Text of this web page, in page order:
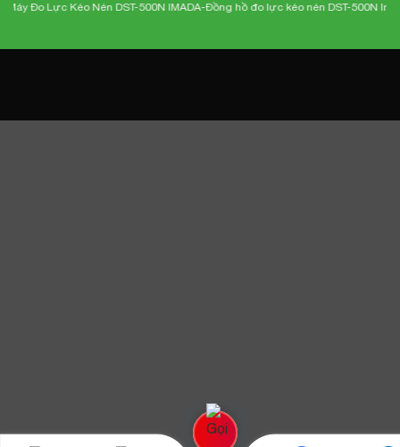
Đo Lực Kéo Nén DST-500N IMADA-Đồng hồ đo lực kéo nén DST-500N Imada-